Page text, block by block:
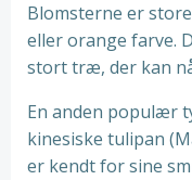
Blomsterne er
eller orange farve.
stort træ, der kan
En anden populær
kinesiske tulipan
er kendt for sine